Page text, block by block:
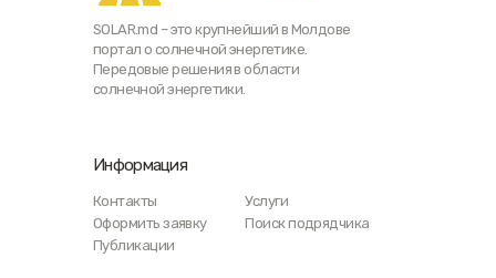
SOLAR.md – это крупнейший в Молдове
портал о солнечной энергетике.
Передовые решения в области
солнечной энергетики.
Информация
Контакты
Услуги
Оформить заявку
Поиск подрядчика
Публикации